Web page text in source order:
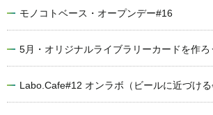
モノコトベース・オープンデー#16
5月・オリジナルライブラリーカードを作ろ
Labo.Cafe#12 オンラボ（ビールに近づける